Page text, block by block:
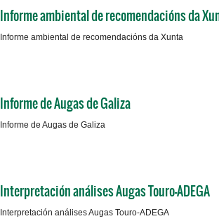
Informe ambiental de recomendacións da
Informe ambiental de recomendacións da Xunta
Informe de Augas de Galiza
Informe de Augas de Galiza
Interpretación análises Augas Touro-ADEGA
Interpretación análises Augas Touro-ADEGA